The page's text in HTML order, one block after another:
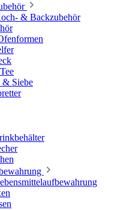
& Backzubehör
& Siebe